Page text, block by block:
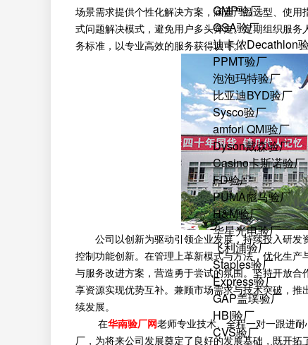
GMP验厂
QSA验厂
迪卡侬Decathlon
PPMT验厂
泡泡玛特验厂
比亚迪BYD验厂
Sysco验厂
amfori QMI验厂
Dyson戴森验厂
Casino卡斯诺验厂
FD验厂
PUMA彪马验厂
H&M验厂
华星光电验厂
飞利浦验厂
Staples验厂
Express验厂
GAP盖璞验厂
HBI验厂
CVS验厂
场景需求提供个性化解决方案，涵盖产品选型、使
式问题解决模式，避免用户多头奔走。定期组织服
务标准，以专业高效的服务获得认可。
公司以创新为驱动引领企业发展，持续投入研发
控制功能创新。在管理上革新模式与方法，优化生
与服务改进方案，营造勇于尝试的氛围。坚持开放
享资源实现优势互补。兼顾市场需求与技术突破，
续发展。
在华南验厂网老师专业技术、全程一对一跟进
厂，为将来公司发展奠定了良好的发展基础，既开